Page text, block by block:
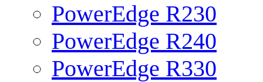
PowerEdge R230
PowerEdge R240
PowerEdge R330